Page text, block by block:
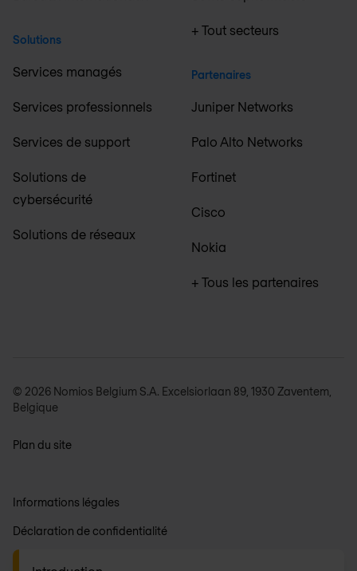
Solutions
Services managés
Services professionnels
Services de support
Solutions de
cybersécurité
Solutions de réseaux
+ Tout secteurs
Partenaires
Juniper Networks
Palo Alto Networks
Fortinet
Cisco
Nokia
+ Tous les partenaires
© 2026 Nomios Belgium S.A. Excelsiorlaan 89, 1930 Zaventem,
Belgique
Plan du site
Informations légales
Déclaration de confidentialité